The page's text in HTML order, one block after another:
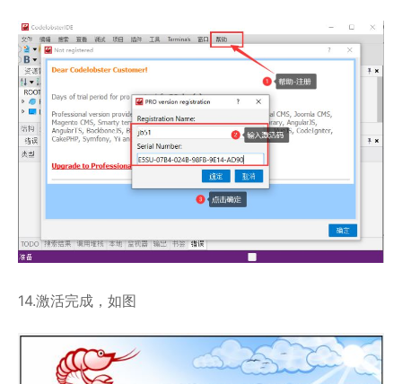
14.激活完成，如图